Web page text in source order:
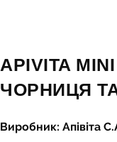
APIVITA
ЧОРНИЦЯ
Виробник: Апівіта